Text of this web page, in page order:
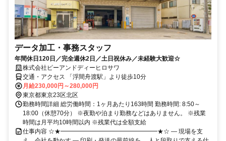
データ加工・事務スタッフ
年間休日120日／完全週休2日／土日祝休み／未経験大歓迎☆
株式会社ピーアンドディーヒロサワ
交通・アクセス 「浮間舟渡駅」より徒歩10分
月給230,000円～280,000円
東京都東京23区北区
勤務時間詳細 総労働時間：1ヶ月あたり163時間 勤務時間: 8:50～
18:00（休憩70分） ※夜勤や泊まり勤務などはありません。 ※残業
時間は月平均10時間以内 ※残業代は全額支給
仕事内容 ☆★━━━━━━━━━━━━━━━━★☆ ― 現場を支